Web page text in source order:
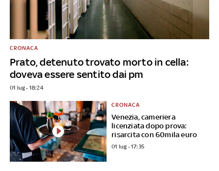
Prato, detenuto trovato morto in cella:
doveva essere sentito dai pm
CRONACA
01 lug - 18:24
Venezia, cameriera
licenziata dopo prova:
risarcita con 60mila euro
CRONACA
01 lug - 17:35